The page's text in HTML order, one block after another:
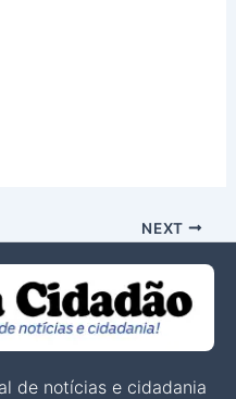
NEXT
de notícias e cidadania